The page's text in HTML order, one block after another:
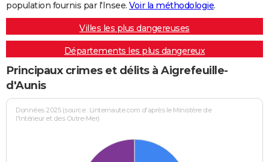
population fournis par l'Insee. Voir la méthodologie.
Villes les plus dangereuses
Départements les plus dangereux
Principaux crimes et délits à Aigrefeuille-
d'Aunis
Données 2025 (source : Linternaute.com d'après le Ministère de
l'Intérieur et des Outre-Mer)